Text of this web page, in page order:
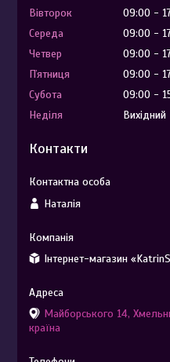
Вівторок
09:00
Середа
09:00
Четвер
09:00
Пʼятниця
09:00
Субота
09:00
Неділя
Вихідний
Контакти
Наталія
Інтернет-магазин
Майборського 14,
країна